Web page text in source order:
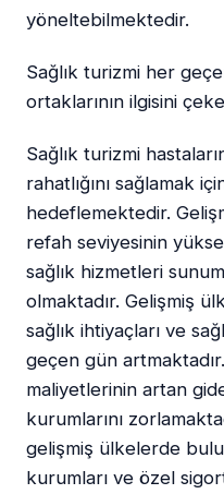
yöneltebilmektedir.
Sağlık turizmi her
ortaklarının ilgisini
Sağlık turizmi
rahatlığını sağlamak
hedeflemektedir.
refah seviyesinin
sağlık hizmetleri
olmaktadır. Gelişmiş
sağlık ihtiyaçları ve
geçen gün
maliyetlerinin artan
kurumlarını
gelişmiş ülkelerde
kurumları ve özel